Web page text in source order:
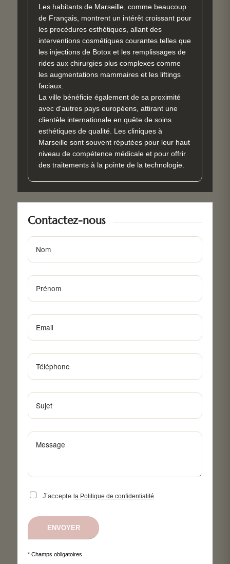
Les habitants de Marseille, comme beaucoup
de Français, montrent un intérêt croissant pour
les procédures esthétiques, allant des
interventions cosmétiques courantes telles que
les injections de Botox et les remplissages de
rides aux chirurgies plus complexes comme
les augmentations mammaires et les liftings
faciaux.
La ville bénéficie également de sa proximité
avec d'autres pays européens, attirant une
clientèle internationale en quête de soins
esthétiques de qualité. Les cliniques à
Marseille sont souvent réputées pour leur haut
niveau de compétence médicale et pour offrir
des traitements à la pointe de la technologie.
Contactez-nous
J’accepte la Politique de confidentialité
* Champs obligatoires